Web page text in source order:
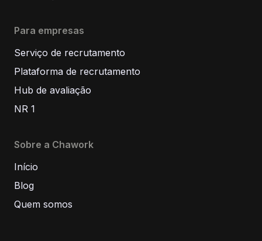
Para empresas
Serviço de recrutamento
Plataforma de recrutamento
Hub de avaliação
NR 1
Sobre a Chawork
Início
Blog
Quem somos